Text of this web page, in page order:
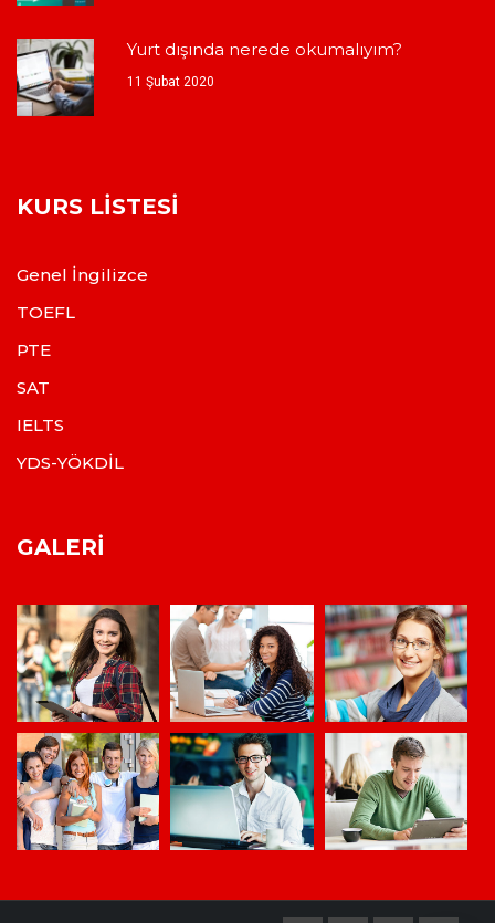
Yurt dışında nerede okumalıyım?
11 Şubat 2020
KURS LISTESI
Genel İngilizce
TOEFL
PTE
SAT
IELTS
YDS-YÖKDİL
GALERI